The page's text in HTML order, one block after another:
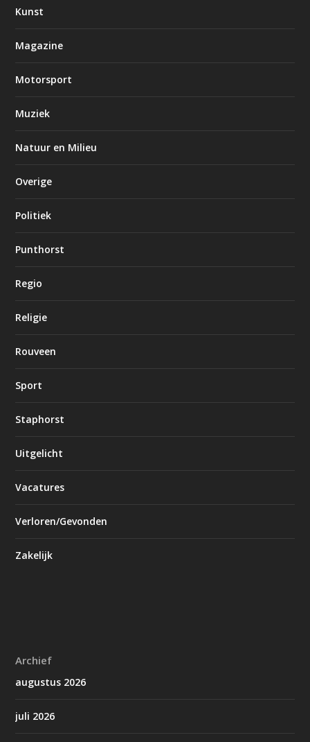
Kunst
Magazine
Motorsport
Muziek
Natuur en Milieu
Overige
Politiek
Punthorst
Regio
Religie
Rouveen
Sport
Staphorst
Uitgelicht
Vacatures
Verloren/Gevonden
Zakelijk
Archief
augustus 2026
juli 2026